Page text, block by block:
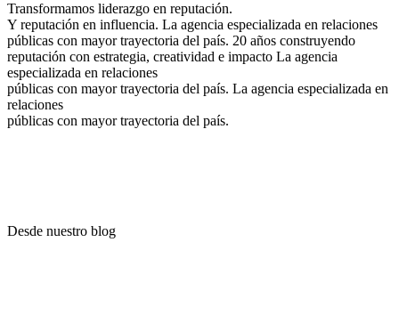
Transformamos liderazgo en reputación.
Y reputación en influencia. La agencia especializada en relaciones
públicas con mayor trayectoria del país. 20 años construyendo
reputación con estrategia, creatividad e impacto La agencia
especializada en relaciones
públicas con mayor trayectoria del país. La agencia especializada en
relaciones
públicas con mayor trayectoria del país.
Desde nuestro blog